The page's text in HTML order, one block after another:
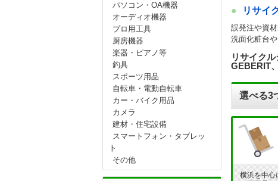
リサイ
誤発注や資
洗面化粧台
リサイク
GEBERIT
選べる3
横浜を中心
パソコン・OA機器
オーディオ機器
プロ用工具
厨房機器
楽器・ピアノ等
釣具
スポーツ用品
自転車・電動自転車
カー・バイク用品
カメラ
建材・住宅設備
スマートフォン・タブレッ
ト
その他